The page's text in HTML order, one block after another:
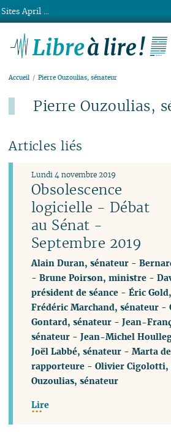
Accueil Pierre Ouzoulias, sénateur
Pierre Ouzoulias,
Articles liés
Obsolescence
logicielle - Débat
au Sénat -
Septembre 2019
Lundi 4 novembre 2019
Alain Duran, sénateur -
-Brune Poirson, ministre -
président de séance -Éric
Frédéric Marchand, sénateur -
Gontard, sénateur -Jean-
sénateur -Jean-Michel
Joël Labbé, sénateur -Marta
rapporteure -Olivier Cigolotti,
Ouzoulias, sénateur
Lire
Sites April ...